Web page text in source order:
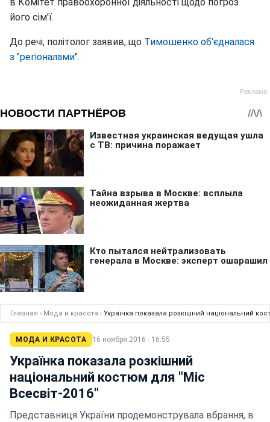
його сім'ї.
До речі, політолог заявив, що Тимошенко об'єдналася
з "регіоналами".
Главная › Мода и красота › Українка показала розкішний національний
МОДА И КРАСОТА 16 ноября 2016 · 16:55
Українка показала розкішний
національний костюм для "Міс
Всесвіт-2016"
Представниця України продемонструвала вбрання, в